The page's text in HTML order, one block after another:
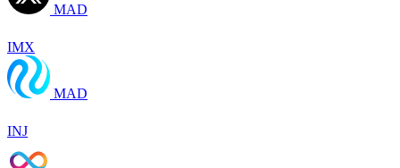
MAD
IMX
MAD
INJ